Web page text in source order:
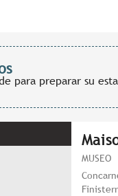
para preparar su
MUSEO